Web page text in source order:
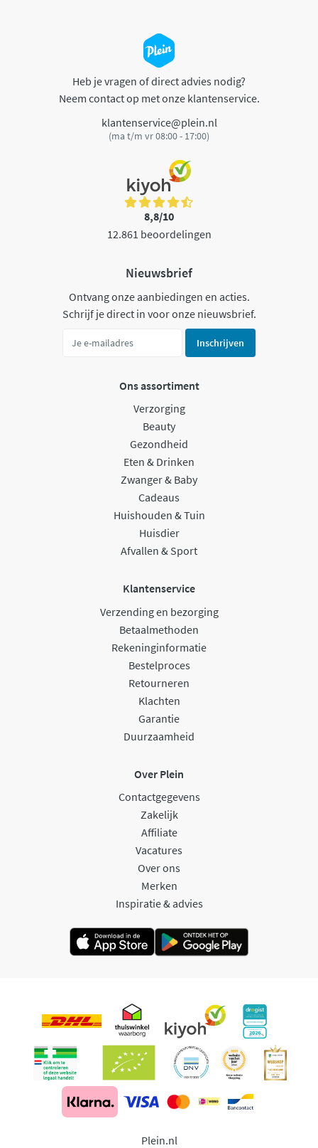
Heb je vragen of direct advies nodig?
Neem contact op met onze klantenservice.
klantenservice@plein.nl
(ma t/m vr 08:00 - 17:00)
8,8/10
12.861 beoordelingen
Nieuwsbrief
Ontvang onze aanbiedingen en acties.
Schrijf je direct in voor onze nieuwsbrief.
Inschrijven
Ons assortiment
Verzorging
Beauty
Gezondheid
Eten & Drinken
Zwanger & Baby
Cadeaus
Huishouden & Tuin
Huisdier
Afvallen & Sport
Klantenservice
Verzending en bezorging
Betaalmethoden
Rekeninginformatie
Bestelproces
Retourneren
Klachten
Garantie
Duurzaamheid
Over Plein
Contactgegevens
Zakelijk
Affiliate
Vacatures
Over ons
Merken
Inspiratie & advies
Plein.nl